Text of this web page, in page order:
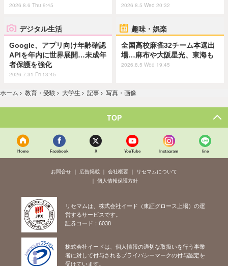
2026.8.6 Thu 9:45 2026.8.5 Wed 20:32
デジタル生活
Google、アプリ向け年齢確認
APIを年内に世界展開…未成年
者保護を強化
2026.7.31 Fri 13:45
趣味・娯楽
全国高校麻雀32チーム本選出
場…麻布や大阪星光、東海も
2026.8.5 Wed 19:45
ホーム › 教育・受験 › 大学生 › 記事 › 写真・画像
TOP
Home Facebook X YouTube Instagram line
お問合せ 広告掲載 会社概要
リセマムについて
個人情報保護方針
リセマムは、株式会社イード（東証グロース上場）の運
営するサービスです。
証券コード：6038
株式会社イードは、個人情報の適切な取扱いを行う事業
者に対して付与されるプライバシーマークの付与認定を
受けています。